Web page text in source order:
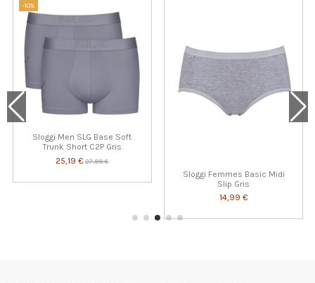
-10%
Sloggi Men SLG Base Soft
Trunk Short C2P Gris
25,19 €27,99 €
Sloggi Femmes Basic Midi
Slip Gris
14,99 €